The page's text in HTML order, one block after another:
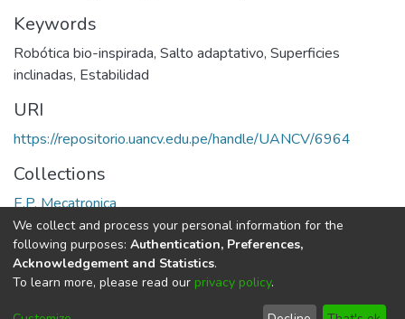
Keywords
Robótica bio-inspirada, Salto adaptativo, Superficies
inclinadas, Estabilidad
URI
https://repositorio.uancv.edu.pe/handle/UANCV/6964
Collections
E.P. Mecatronica
Full item page
DSpace softwarecopyright © 2002-2026
Cookie End User Send
We collect and process your personal information for the
following purposes: Authentication, Preferences,
Acknowledgement and Statistics.
To learn more, please read our privacy policy.